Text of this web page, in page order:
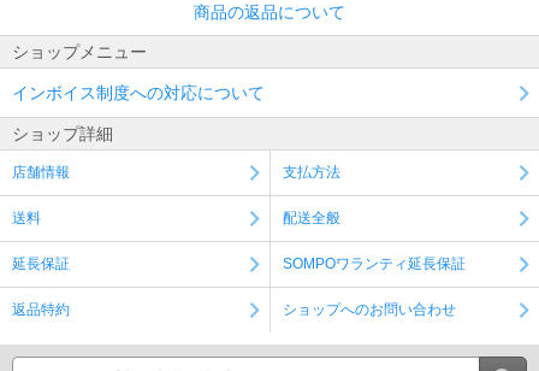
商品の返品について
ショップメニュー
インボイス制度への対応について
ショップ詳細
店舗情報 支払方法
送料 配送全般
延長保証 SOMPOワランティ延長保証
返品特約 ショップへのお問い合わせ